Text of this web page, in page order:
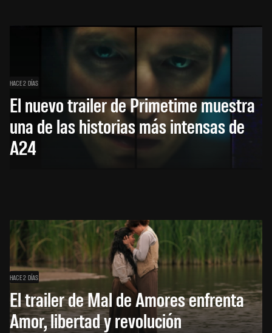
HACE 2 DÍAS
El nuevo trailer de Primetime muestra
una de las historias más intensas de
A24
HACE 2 DÍAS
El trailer de Mal de Amores enfrenta
Amor, libertad y revolución